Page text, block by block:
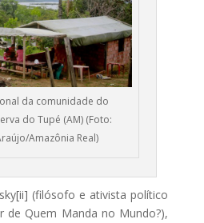
da comunidade do
do Tupé (AM) (Foto:
Amazônia Real)
(filósofo e ativista político
de Quem Manda no Mundo?),